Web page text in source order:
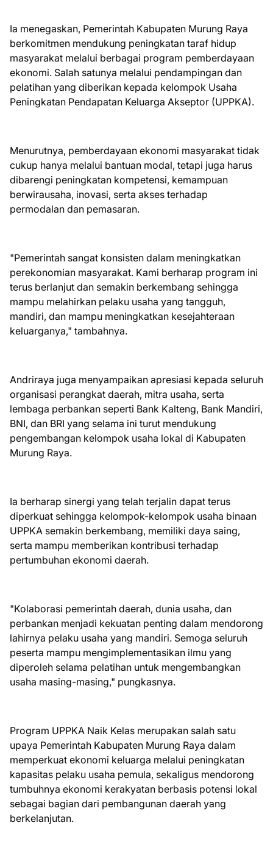
Ia menegaskan, Pemerintah Kabupaten Murung Raya
berkomitmen mendukung peningkatan taraf hidup
masyarakat melalui berbagai program pemberdayaan
ekonomi. Salah satunya melalui pendampingan dan
pelatihan yang diberikan kepada kelompok Usaha
Peningkatan Pendapatan Keluarga Akseptor (UPPKA).
Menurutnya, pemberdayaan ekonomi masyarakat tidak
cukup hanya melalui bantuan modal, tetapi juga harus
dibarengi peningkatan kompetensi, kemampuan
berwirausaha, inovasi, serta akses terhadap
permodalan dan pemasaran.
"Pemerintah sangat konsisten dalam meningkatkan
perekonomian masyarakat. Kami berharap program ini
terus berlanjut dan semakin berkembang sehingga
mampu melahirkan pelaku usaha yang tangguh,
mandiri, dan mampu meningkatkan kesejahteraan
keluarganya," tambahnya.
Andriraya juga menyampaikan apresiasi kepada seluruh
organisasi perangkat daerah, mitra usaha, serta
lembaga perbankan seperti Bank Kalteng, Bank Mandiri,
BNI, dan BRI yang selama ini turut mendukung
pengembangan kelompok usaha lokal di Kabupaten
Murung Raya.
Ia berharap sinergi yang telah terjalin dapat terus
diperkuat sehingga kelompok-kelompok usaha binaan
UPPKA semakin berkembang, memiliki daya saing,
serta mampu memberikan kontribusi terhadap
pertumbuhan ekonomi daerah.
"Kolaborasi pemerintah daerah, dunia usaha, dan
perbankan menjadi kekuatan penting dalam mendorong
lahirnya pelaku usaha yang mandiri. Semoga seluruh
peserta mampu mengimplementasikan ilmu yang
diperoleh selama pelatihan untuk mengembangkan
usaha masing-masing," pungkasnya.
Program UPPKA Naik Kelas merupakan salah satu
upaya Pemerintah Kabupaten Murung Raya dalam
memperkuat ekonomi keluarga melalui peningkatan
kapasitas pelaku usaha pemula, sekaligus mendorong
tumbuhnya ekonomi kerakyatan berbasis potensi lokal
sebagai bagian dari pembangunan daerah yang
berkelanjutan.